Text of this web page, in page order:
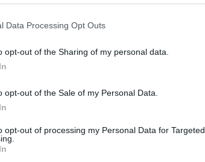
Data Processing Opt Outs
opt-out of the Sharing of my personal data.
opt-out of the Sale of my Personal Data.
opt-out of processing my Personal Data for Targeted